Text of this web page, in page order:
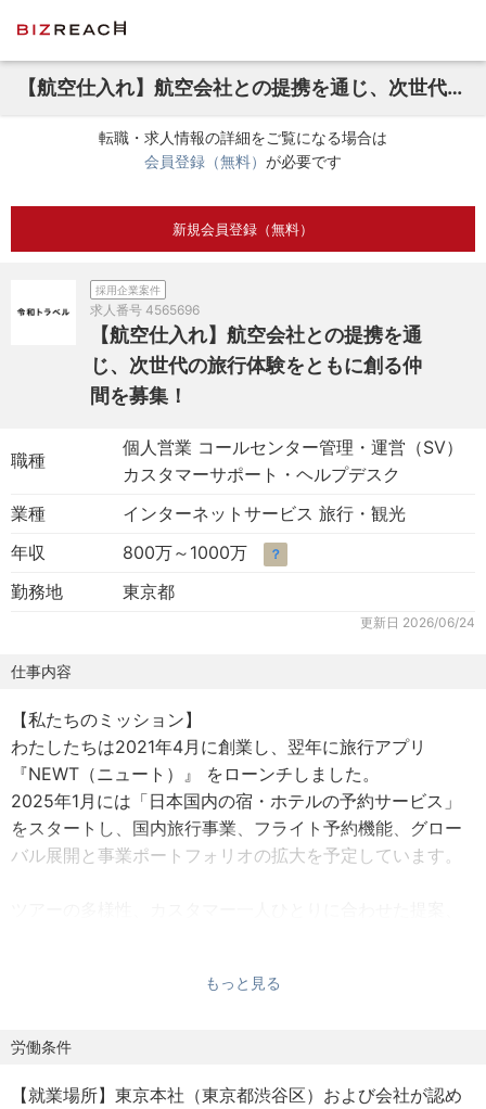
【航空仕入れ】航空会社との提携を通じ、次世代の旅行体験をともに創る仲間を募集！
転職・求人情報の詳細をご覧になる場合は
会員登録（無料） が必要です
新規会員登録（無料）
採用企業案件
求人番号 4565696
【航空仕入れ】航空会社との提携を通
じ、次世代の旅行体験をともに創る仲
間を募集！
職種
個人営業 コールセンター管理・運営（SV）
カスタマーサポート・ヘルプデスク
業種
インターネットサービス 旅行・観光
年収
800万～1000万 ？
勤務地 東京都
更新日 2026/06/24
仕事内容
【私たちのミッション】
わたしたちは2021年4月に創業し、翌年に旅行アプリ
『NEWT（ニュート）』 をローンチしました。
2025年1月には「日本国内の宿・ホテルの予約サービス」
をスタートし、国内旅行事業、フライト予約機能、グロー
バル展開と事業ポートフォリオの拡大を予定しています。
の計画から帰国後までをよりスムーズで豊かな体験へと高
旅行に対応するデジタルトラベルエージェンシーを目指し
もっと見る
労働条件
【就業場所】東京本社（東京都渋谷区）および会社が認め